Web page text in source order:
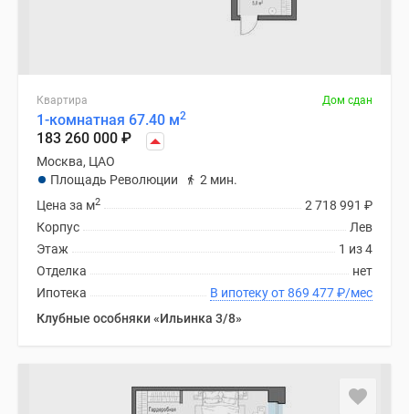
Квартира Дом сдан
1-комнатная 67.40 м2
183 260 000 ₽
Москва, ЦАО
Площадь Революции
2 мин.
2 718 991 ₽
Цена за м2
Лев
Корпус
1 из 4
Этаж
нет
Отделка
В ипотеку от 869 477₽/мес
Ипотека
Клубные особняки «Ильинка 3/8»